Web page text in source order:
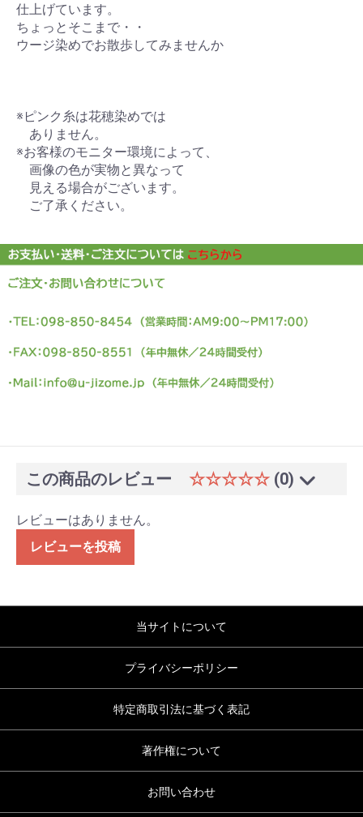
仕上げています。
ちょっとそこまで・・
ウージ染めでお散歩してみませんか
※ピンク糸は花穂染めでは
ありません。
※お客様のモニター環境によって、
画像の色が実物と異なって
見える場合がございます。
ご了承ください。
この商品のレビュー ☆☆☆☆☆ (0)
レビューはありません。
レビューを投稿
当サイトについて
プライバシーポリシー
特定商取引法に基づく表記
著作権について
お問い合わせ